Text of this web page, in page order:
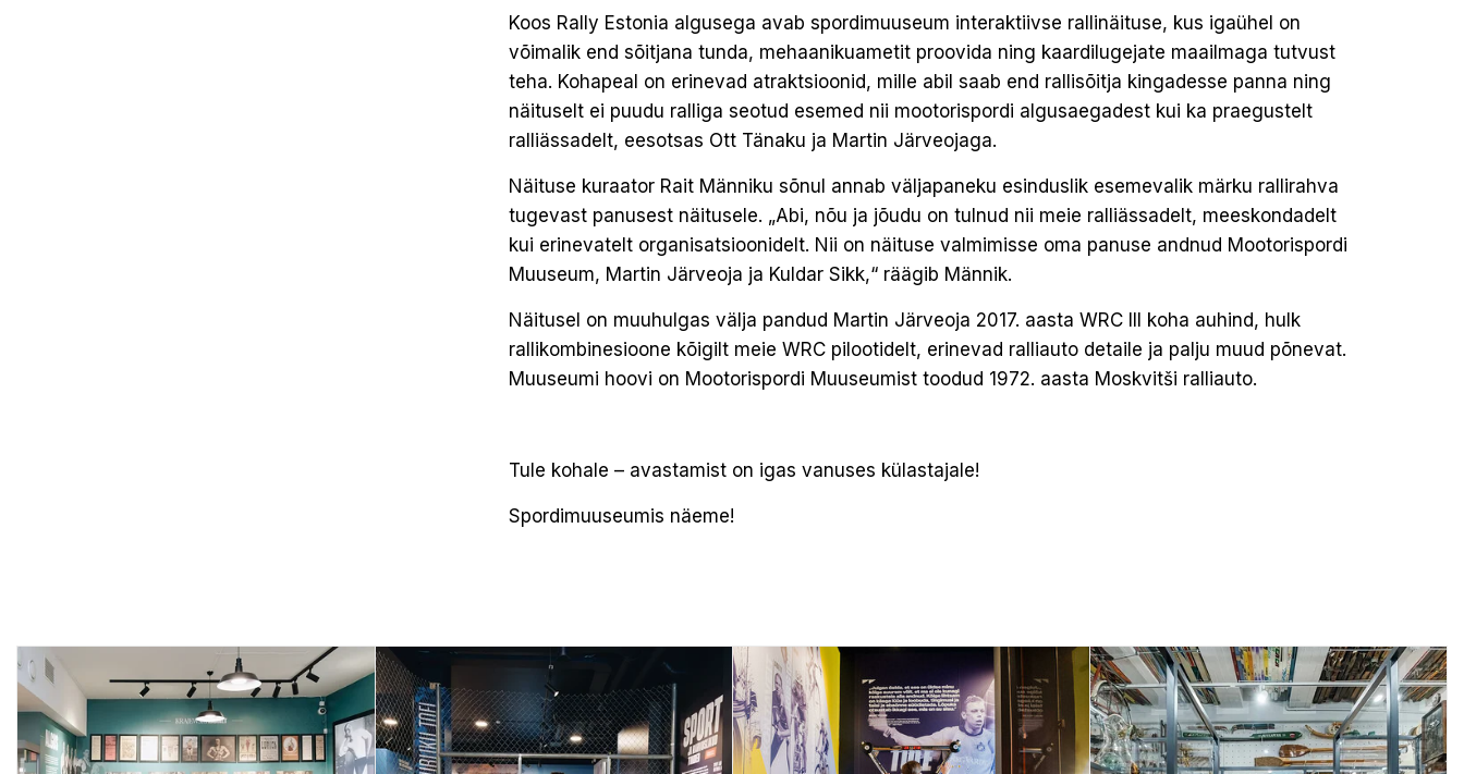
Koos Rally Estonia algusega avab spordimuuseum interaktiivse rallinäituse, kus igaühel on
võimalik end sõitjana tunda, mehaanikuametit proovida ning kaardilugejate maailmaga tutvust
teha. Kohapeal on erinevad atraktsioonid, mille abil saab end rallisõitja kingadesse panna ning
näituselt ei puudu ralliga seotud esemed nii mootorispordi algusaegadest kui ka praegustelt
ralliässadelt, eesotsas Ott Tänaku ja Martin Järveojaga.
Näituse kuraator Rait Männiku sõnul annab väljapaneku esinduslik esemevalik märku rallirahva
tugevast panusest näitusele. „Abi, nõu ja jõudu on tulnud nii meie ralliässadelt, meeskondadelt
kui erinevatelt organisatsioonidelt. Nii on näituse valmimisse oma panuse andnud Mootorispordi
Muuseum, Martin Järveoja ja Kuldar Sikk,“ räägib Männik.
Näitusel on muuhulgas välja pandud Martin Järveoja 2017. aasta WRC III koha auhind, hulk
rallikombinesioone kõigilt meie WRC pilootidelt, erinevad ralliauto detaile ja palju muud põnevat.
Muuseumi hoovi on Mootorispordi Muuseumist toodud 1972. aasta Moskvitši ralliauto.
Tule kohale – avastamist on igas vanuses külastajale!
Spordimuuseumis näeme!